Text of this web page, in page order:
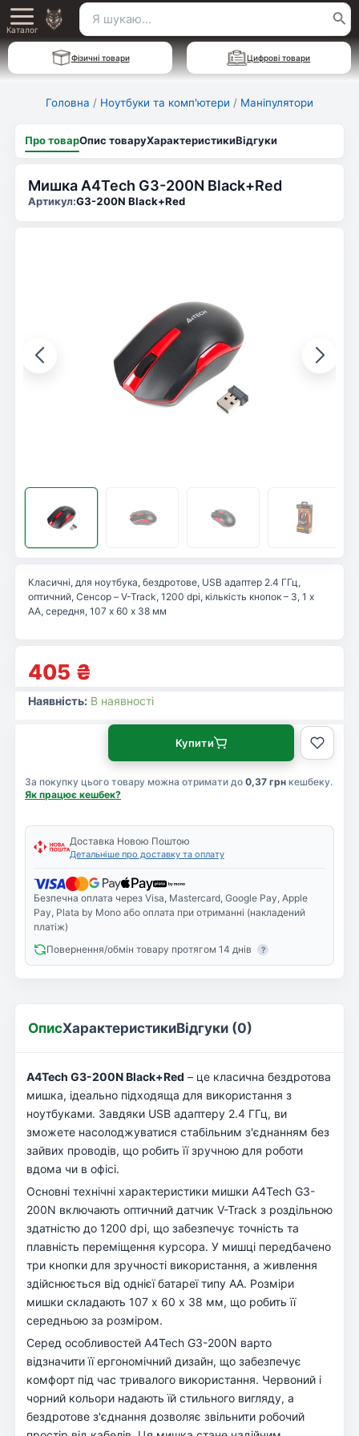
Перейти
до
вмісту
Main
Menu
Каталог
Пошук
для:
Фізичні товари Цифрові товари
Головна / Ноутбуки та комп'ютери / Маніпулятори
Про товарОпис товаруХарактеристикиВідгуки
Мишка A4Tech G3-200N Black+Red
Артикул:G3-200N Black+Red
405 ₴
Класичні, для ноутбука, бездротове, USB адаптер 2.4 ГГц,
оптичний, Сенсор – V-Track, 1200 dpi, кількість кнопок – 3, 1 х
AA, середня, 107 х 60 х 38 мм
Наявність: В наявності
За покупку цього товару можна отримати до 0,37 грн кешбеку.
Як працює кешбек?
Купити
Доставка Новою Поштою
Детальніше про доставку та оплату
Безпечна оплата через Visa, Mastercard, Google Pay, Apple
Pay, Plata by Mono або оплата при отриманні (накладений
платіж)
Повернення/обмін товару протягом 14 днів
?
ОписХарактеристикиВідгуки (0)
A4Tech G3-200N Black+Red – це класична бездротова
мишка, ідеально підходяща для використання з
ноутбуками. Завдяки USB адаптеру 2.4 ГГц, ви
зможете насолоджуватися стабільним з'єднанням без
зайвих проводів, що робить її зручною для роботи
вдома чи в офісі.
Основні технічні характеристики мишки A4Tech G3-
200N включають оптичний датчик V-Track з роздільною
здатністю до 1200 dpi, що забезпечує точність та
плавність переміщення курсора. У мишці передбачено
три кнопки для зручності використання, а живлення
здійснюється від однієї батареї типу AA. Розміри
мишки складають 107 х 60 х 38 мм, що робить її
середньою за розміром.
Серед особливостей A4Tech G3-200N варто
відзначити її ергономічний дизайн, що забезпечує
комфорт під час тривалого використання. Червоний і
чорний кольори надають їй стильного вигляду, а
бездротове з'єднання дозволяє звільнити робочий